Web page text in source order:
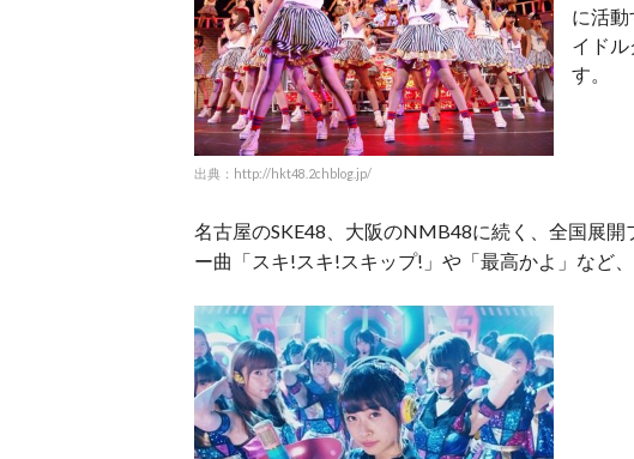
出典：http://hkt48.2chblog.jp/
に活
イド
す。
名古屋のSKE48、大阪のNMB48に続く、全国展
ー曲「スキ!スキ!スキップ!」や「最高かよ」など